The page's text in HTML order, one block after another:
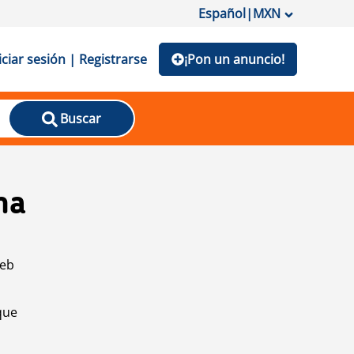
Español|MXN
sesión | Registrarse ¡Pon un anuncio!
Buscar